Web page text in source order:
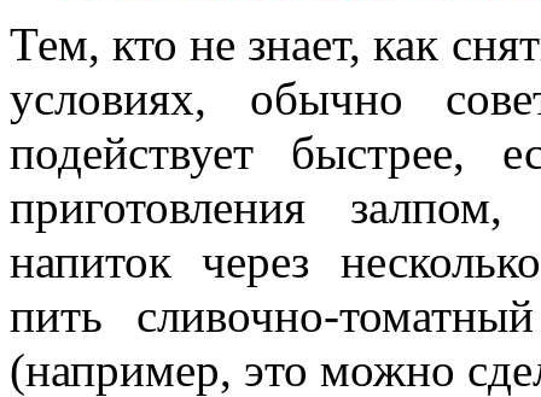
Тем, кто не знает, как
условиях, обычно
подействует быстрее,
приготовления
напиток через
пить сливочно-
(например, это можно